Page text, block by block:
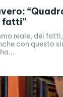
fatti”
reale, dei
con questo